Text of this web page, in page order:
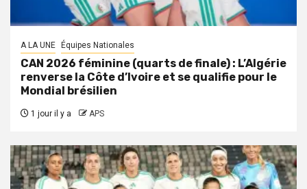
A LA UNE Équipes Nationales
CAN 2026 féminine (quarts de finale) : L’Algérie
renverse la Côte d’Ivoire et se qualifie pour le
Mondial brésilien
1 jour il y a APS